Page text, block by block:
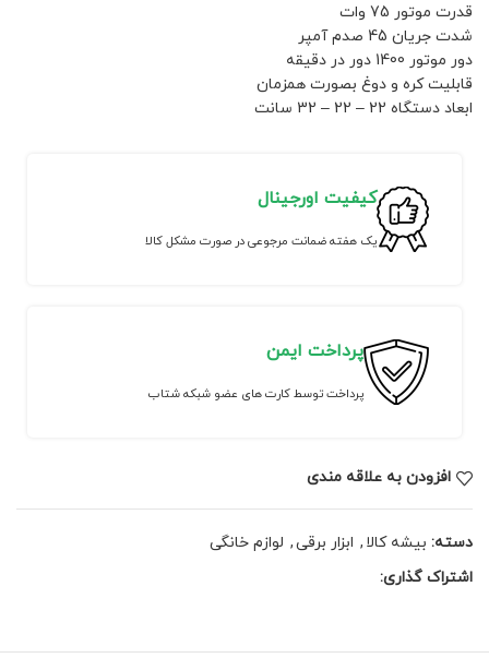
قدرت موتور 75 وات
شدت جریان 45 صدم آمپر
دور موتور 1400 دور در دقیقه
قابلیت کره و دوغ بصورت همزمان
ابعاد دستگاه 22 – 22 – 32 سانت
کیفیت اورجینال
یک هفته ضمانت مرجوعی در صورت مشکل کالا
پرداخت ایمن
پرداخت توسط کارت های عضو شبکه شتاب
افزودن به علاقه مندی
دسته: بیشه کالا , ابزار برقی, لوازم خانگی
اشتراک گذاری: